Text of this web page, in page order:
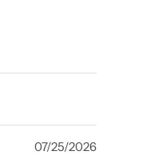
07/25/2026